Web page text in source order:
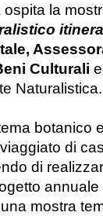
ospita la
Culturali
Naturalistica.
botanico
di
di
mostra